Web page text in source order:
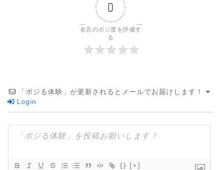
0
名言のポジ度を評価す
る
「ポジる体験」が更新されるとメールでお届けします！
Login
{} [+]